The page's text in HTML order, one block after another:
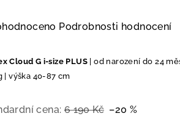
Podrobnosti hodnocení
Cloud G i-size PLUS | od narození do 24
| výška 40-87 cm
cena: 6 190 Kč –20 %